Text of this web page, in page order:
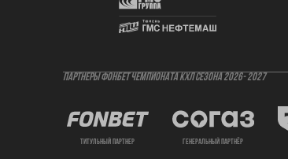
ПАРТНЕРЫ ФОНБЕТ ЧЕМПИОНАТА КХЛ СЕЗОНА 2026- 2027
титульный партнер генеральный партнёр